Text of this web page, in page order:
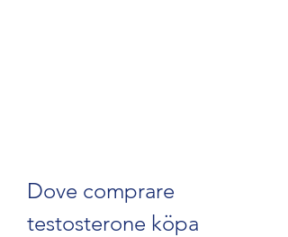
Dove comprare
testosterone köpa